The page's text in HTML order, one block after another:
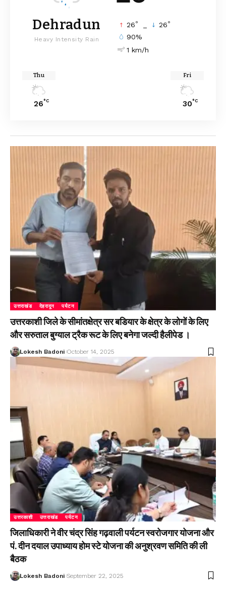
Dehradun
Heavy Intensity Rain
26° 26°
90%
1 km/h
Thu
26°C
Fri
30°C
उत्तराखंड देहरादून पर्यटन
उत्तरकाशी जिले के सीमांतक्षेत्र सर बडियार के क्षेत्र के लोगों के लिए
और सरुताल बुग्याल ट्रैक रूट के लिए बनेगा जल्दी हैलीपेड ।
Lokesh Badoni October 14, 2025
उत्तरकाशी उत्तराखंड पर्यटन
जिलाधिकारी ने वीर चंद्र सिंह गढ़वाली पर्यटन स्वरोजगार योजना और
पं. दीन दयाल उपाध्याय होम स्टे योजना की अनुश्रवण समिति की ली
बैठक
Lokesh Badoni September 22, 2025